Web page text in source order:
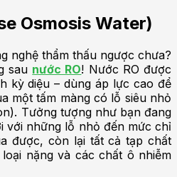
Osmosis Water)
nghệ thẩm thấu ngược chưa?
sau nước RO! Nước RO được
kỳ diệu – dùng áp lực cao để
một tấm màng có lỗ siêu nhỏ
Tưởng tượng như bạn đang
với những lỗ nhỏ đến mức chỉ
được, còn lại tất cả tạp chất
nặng và các chất ô nhiễm